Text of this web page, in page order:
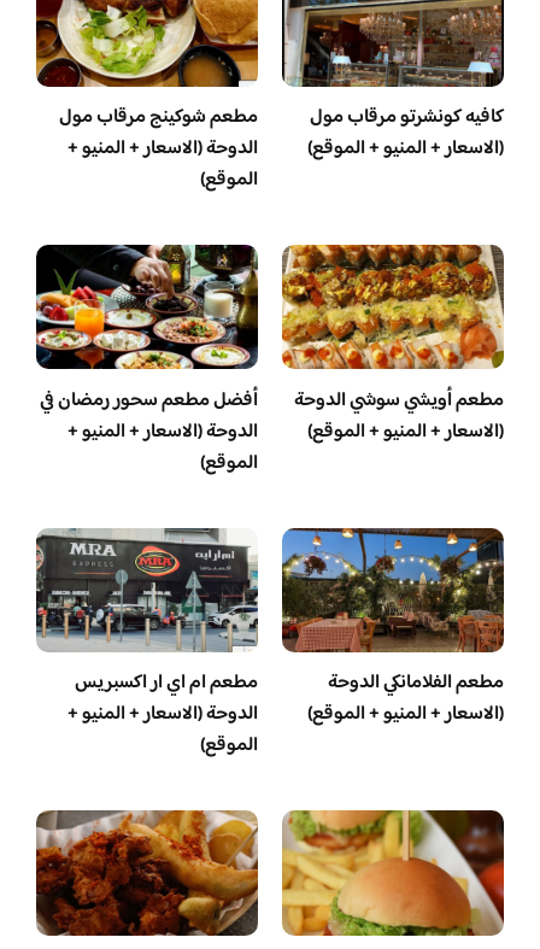
كافيه كونشرتو مرقاب مول
(الاسعار + المنيو + الموقع)
مطعم شوكينج مرقاب مول
الدوحة (الاسعار + المنيو +
الموقع)
مطعم أويشي سوشي الدوحة
(الاسعار + المنيو + الموقع)
أفضل مطعم سحور رمضان في
الدوحة (الاسعار + المنيو +
الموقع)
مطعم الفلامانكي الدوحة
(الاسعار + المنيو + الموقع)
مطعم ام اي ار اكسبريس
الدوحة (الاسعار + المنيو +
الموقع)